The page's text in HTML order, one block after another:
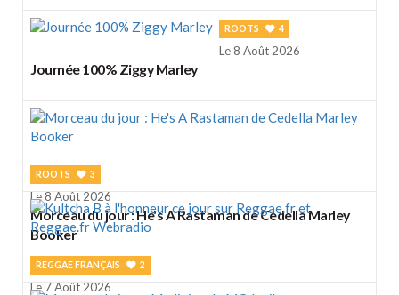
ROOTS 4
Le 8 Août 2026
Journée 100% Ziggy Marley
ROOTS 3
Le 8 Août 2026
Morceau du jour : He's A Rastaman de Cedella Marley
Booker
REGGAE FRANÇAIS 2
Le 7 Août 2026